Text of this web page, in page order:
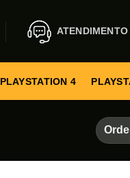
ATENDIMENTO
PLAYSTATION 4